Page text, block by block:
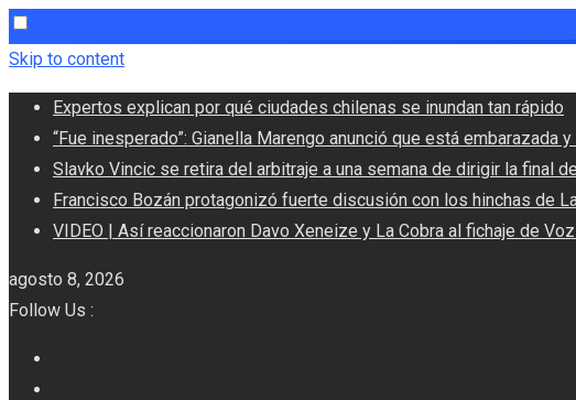
Skip to content
Expertos explican por qué ciudades chilenas se inundan tan rápido
“Fue inesperado”: Gianella Marengo anunció que está
Slavko Vincic se retira del arbitraje a una semana de dirigir la final
Francisco Bozán protagonizó fuerte discusión con los hinchas de
VIDEO | Así reaccionaron Davo Xeneize y La Cobra al fichaje de
agosto 8, 2026
Follow Us :